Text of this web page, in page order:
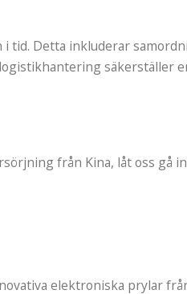
tid. Detta inkluderar
säkerställer
från Kina, låt oss gå
elektroniska prylar